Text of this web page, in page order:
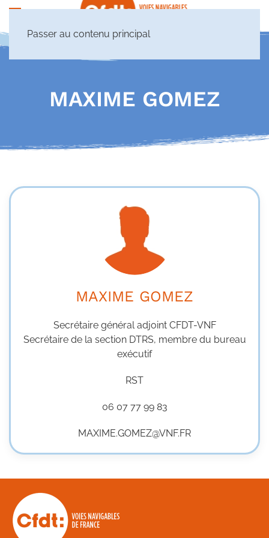
Passer au contenu principal
MAXIME GOMEZ
MAXIME GOMEZ
Secrétaire général adjoint CFDT-VNF
Secrétaire de la section DTRS, membre du bureau
exécutif
RST
06 07 77 99 83
MAXIME.GOMEZ@VNF.FR